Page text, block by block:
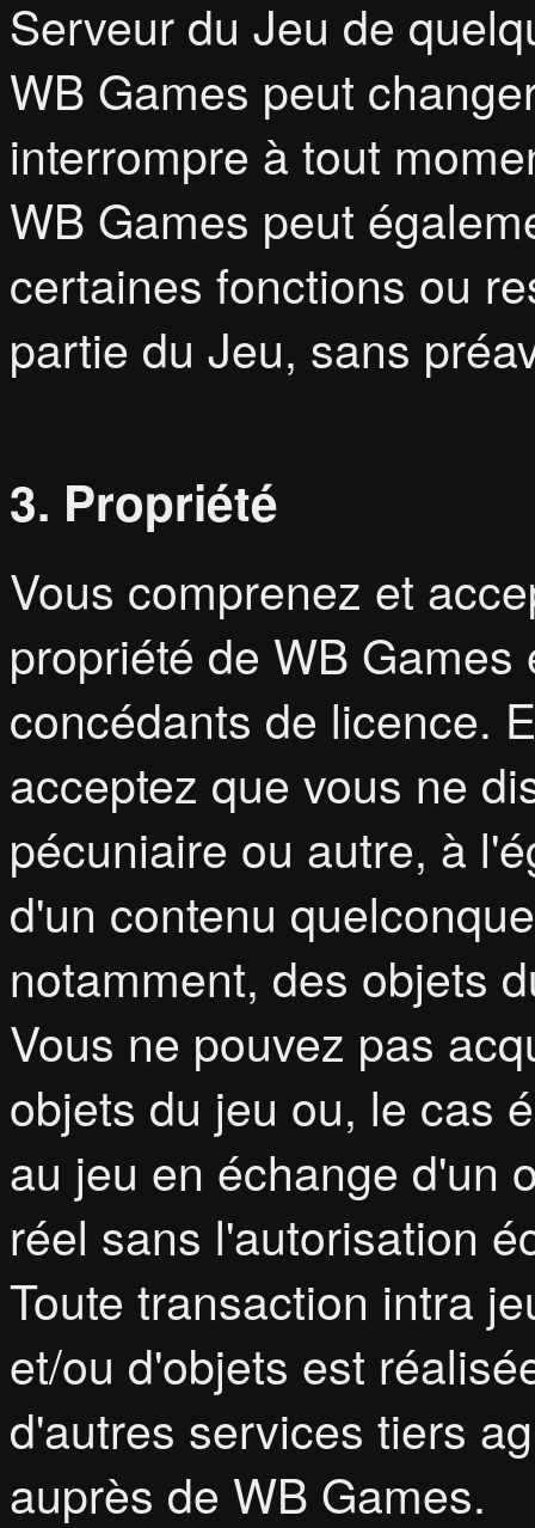
Serveur du Jeu de
WB Games peut
interrompre à tout
WB Games peut
certaines fonctions ou
partie du Jeu, sans
3. Propriété
Vous comprenez et
propriété de WB
concédants de licence.
acceptez que vous ne
pécuniaire ou autre, à
d'un contenu
notamment, des objets
Vous ne pouvez pas
objets du jeu ou, le cas
au jeu en échange d'un
réel sans l'autorisation
Toute transaction intra
et/ou d'objets est
d'autres services tiers
auprès de WB Games.